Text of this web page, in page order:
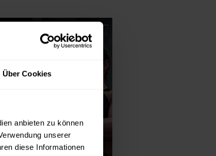
Über Cookies
anbieten zu können
unserer
diese Informationen